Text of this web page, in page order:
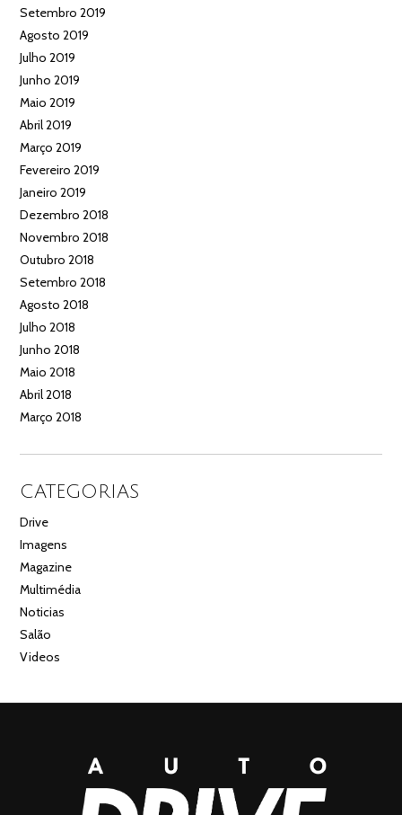
Setembro 2019
Agosto 2019
Julho 2019
Junho 2019
Maio 2019
Abril 2019
Março 2019
Fevereiro 2019
Janeiro 2019
Dezembro 2018
Novembro 2018
Outubro 2018
Setembro 2018
Agosto 2018
Julho 2018
Junho 2018
Maio 2018
Abril 2018
Março 2018
CATEGORIAS
Drive
Imagens
Magazine
Multimédia
Noticias
Salão
Videos